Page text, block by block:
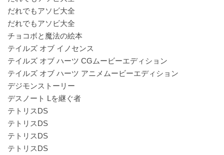
だれでもアソビ大全
だれでもアソビ大全
チョコボと魔法の絵本
テイルズ オブ イノセンス
テイルズ オブ ハーツ CGムービーエディション
テイルズ オブ ハーツ アニメムービーエディション
デジモンストーリー
デスノート Lを継ぐ者
テトリスDS
テトリスDS
テトリスDS
テトリスDS